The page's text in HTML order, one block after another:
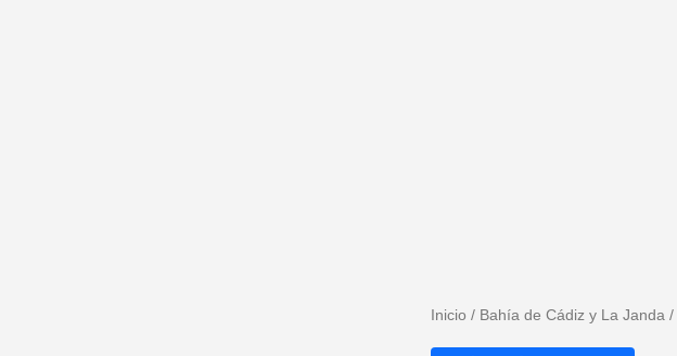
Inicio / Bahía de Cádiz y La Janda /